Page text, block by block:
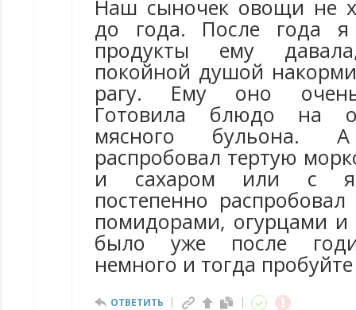
Наш сыночек овощи не
до года. После года
продукты ему
покойной душой
рагу. Ему оно очень
Готовила блюдо на
мясного
распробовал тертую
и сахаром или с
постепенно
помидорами, огурцами и
было уже после
немного и тогда
ОТВЕТИТЬ